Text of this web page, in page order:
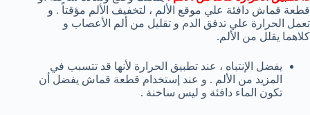
قطعة قماش دافئة علي موقع الألم ، لتخفيف الألم مؤقتاً . و
تعمل الحرارة علي تدفق الدم و تقليل من ألم الأعصاب و
كلاهما يقلل من الألم.
يفضل الإنتباه ، عند تطبيق الحرارة لأنها قد تتسبب في
المزيد من الألم . و عند إستخدام قطعة قماش يفضل أن
تكون الماء دافئة و ليس ساخنة .